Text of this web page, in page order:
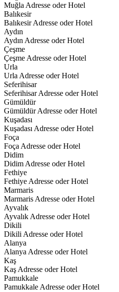
Muğla Adresse oder Hotel
Balıkesir
Balıkesir Adresse oder Hotel
Aydın
Aydın Adresse oder Hotel
Çeşme
Çeşme Adresse oder Hotel
Urla
Urla Adresse oder Hotel
Seferihisar
Seferihisar Adresse oder Hotel
Gümüldür
Gümüldür Adresse oder Hotel
Kuşadası
Kuşadası Adresse oder Hotel
Foça
Foça Adresse oder Hotel
Didim
Didim Adresse oder Hotel
Fethiye
Fethiye Adresse oder Hotel
Marmaris
Marmaris Adresse oder Hotel
Ayvalık
Ayvalık Adresse oder Hotel
Dikili
Dikili Adresse oder Hotel
Alanya
Alanya Adresse oder Hotel
Kaş
Kaş Adresse oder Hotel
Pamukkale
Pamukkale Adresse oder Hotel